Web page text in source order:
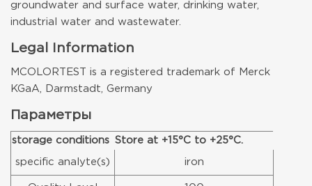
groundwater and surface water, drinking water,
industrial water and wastewater.
Legal Information
MCOLORTEST is a registered trademark of Merck
KGaA, Darmstadt, Germany
Параметры
storage conditions Store at +15°C to +25°C.
specific analyte(s) iron